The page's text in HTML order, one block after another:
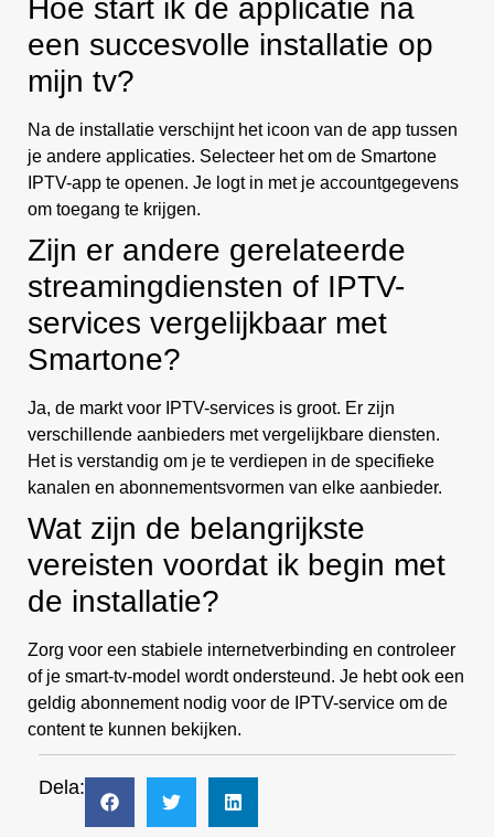
Hoe start ik de applicatie na
een succesvolle installatie op
mijn tv?
Na de installatie verschijnt het icoon van de app tussen
je andere applicaties. Selecteer het om de Smartone
IPTV-app te openen. Je logt in met je accountgegevens
om toegang te krijgen.
Zijn er andere gerelateerde
streamingdiensten of IPTV-
services vergelijkbaar met
Smartone?
Ja, de markt voor IPTV-services is groot. Er zijn
verschillende aanbieders met vergelijkbare diensten.
Het is verstandig om je te verdiepen in de specifieke
kanalen en abonnementsvormen van elke aanbieder.
Wat zijn de belangrijkste
vereisten voordat ik begin met
de installatie?
Zorg voor een stabiele internetverbinding en controleer
of je smart-tv-model wordt ondersteund. Je hebt ook een
geldig abonnement nodig voor de IPTV-service om de
content te kunnen bekijken.
Dela: